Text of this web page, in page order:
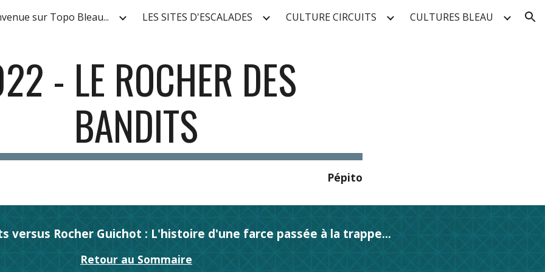
to main content Skip to navigation
sur Topo Bleau... LES SITES D'ESCALADES CULTURE CIRCUITS CULTURES BLEAU
- LE ROCHER DES
BANDITS
Pépito
versus Rocher Guichot : L'histoire d'une farce passée à la trappe...
Retour au Sommaire